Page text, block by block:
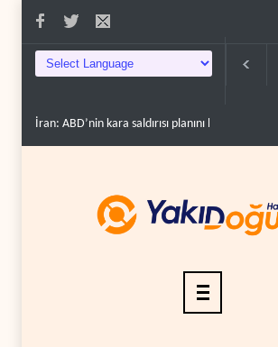
Hizbullah’ın ‘silahsızlandırılmasını’ kim denetl..